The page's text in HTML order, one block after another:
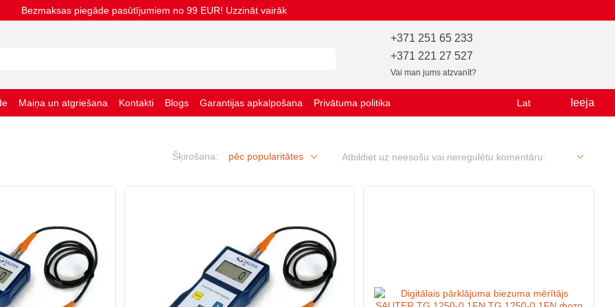
Bezmaksas piegāde pasūtījumiem no 99 EUR! Uzzināt vairāk
+371 251 65 233
+371 221 27 527
Vai man jums atzvanīt?
Maiņa un atgriešana Kontakti Blogs Garantijas apkalpošana
Privātuma politika
noteikumi
Lat Ieeja
Šķirošana: pēc popularitātes Atbildiet uz neesošu vai neregulētu komentāru: